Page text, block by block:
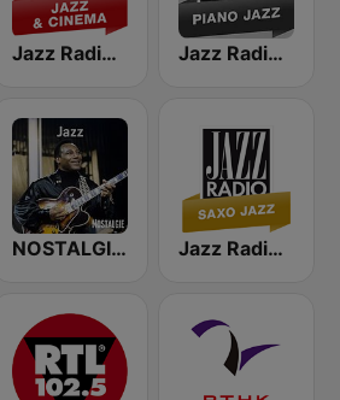
Jazz Radio Jazz & Cinema Jazz Radio Piano Jazz
NOSTALGIE JAZZ Jazz Radio Saxo Jazz